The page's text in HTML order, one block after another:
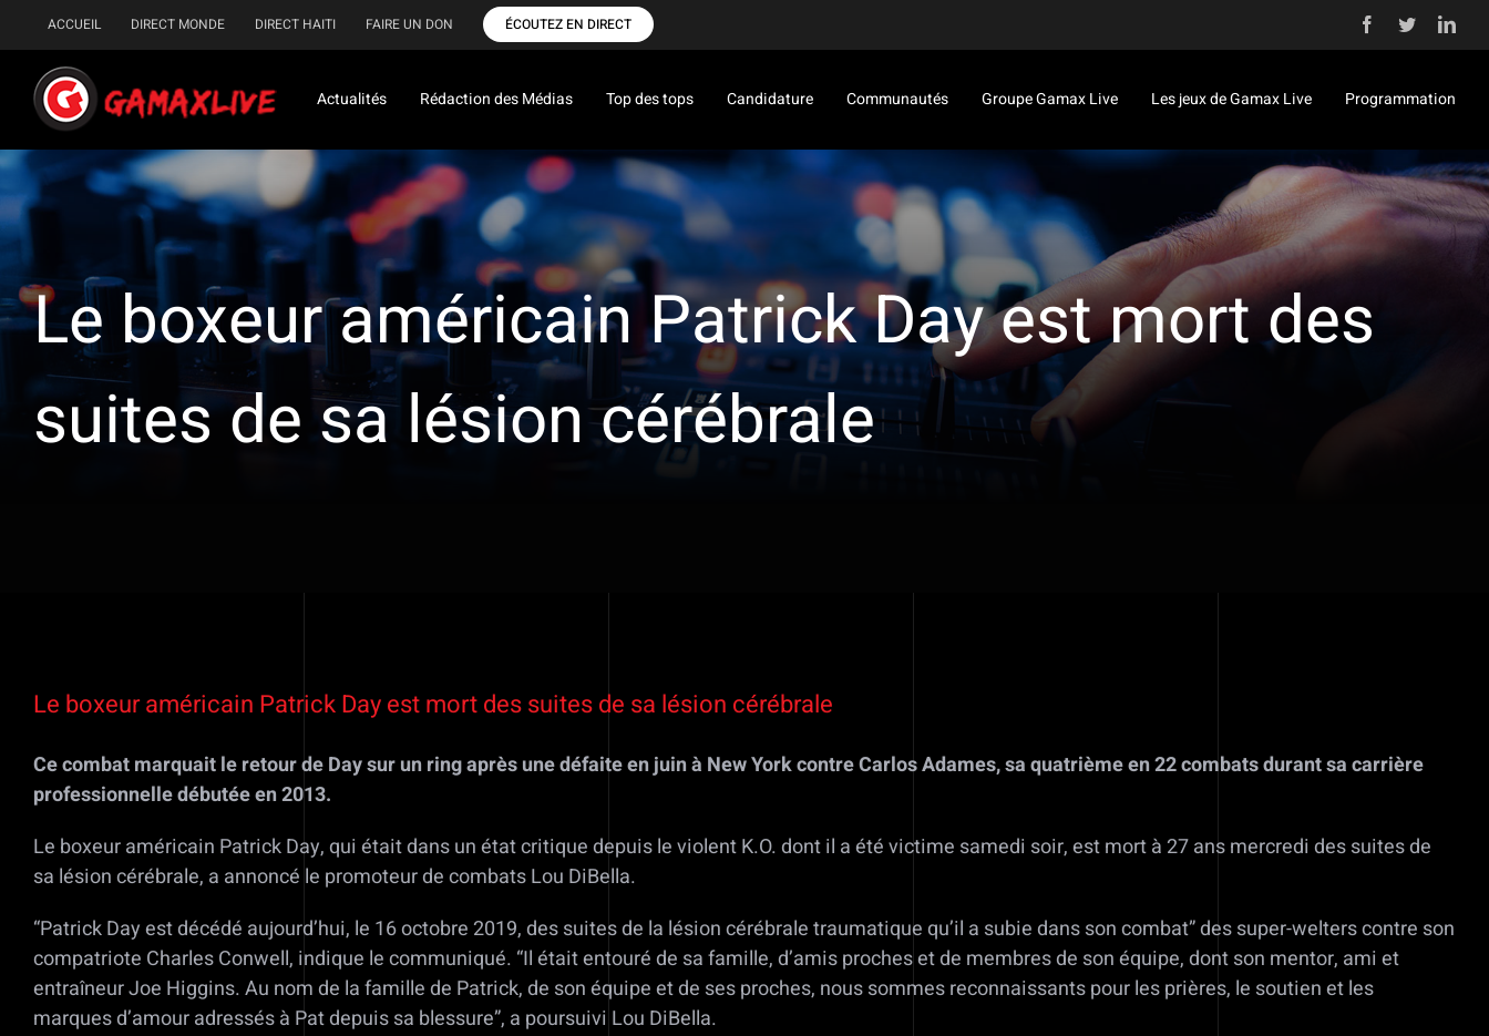
Passer
au
contenu
ACCUEIL DIRECT MONDE DIRECT HAITI FAIRE UN DON ÉCOUTEZ EN DIRECT Facebook
Twitter
Actualités Rédaction des Médias Top des tops Candidature Communautés Groupe Gamax Live Les jeux de Gamax Live Programmation
Le boxeur américain Patrick Day est mort des
suites de sa lésion cérébrale
l'image
Le boxeur américain Patrick Day est mort des suites de sa lésion cérébrale
Ce combat marquait le retour de Day sur un ring après une défaite en juin à New York contre Carlos Adames, sa quatrième en 22 combats durant sa carrière
professionnelle débutée en 2013.
Le boxeur américain Patrick Day, qui était dans un état critique depuis le violent K.O. dont il a été victime samedi soir, est mort à 27 ans mercredi des suites de
sa lésion cérébrale, a annoncé le promoteur de combats Lou DiBella.
“Patrick Day est décédé aujourd’hui, le 16 octobre 2019, des suites de la lésion cérébrale traumatique qu’il a subie dans son combat” des super-welters contre son
compatriote Charles Conwell, indique le communiqué. “Il était entouré de sa famille, d’amis proches et de membres de son équipe, dont son mentor, ami et
entraîneur Joe Higgins. Au nom de la famille de Patrick, de son équipe et de ses proches, nous sommes reconnaissants pour les prières, le soutien et les
marques d’amour adressés à Pat depuis sa blessure”, a poursuivi Lou DiBella.